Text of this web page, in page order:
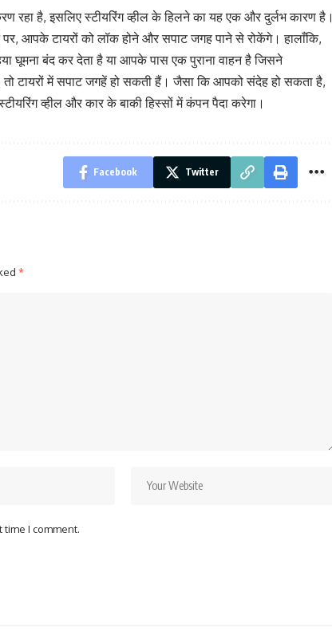
है, इसलिए स्टीयरिंग व्हील के हिलने का यह एक और दुर्लभ कारण है।
आपके टायरों को लॉक होने और सपाट जगह पाने से रोकेंगे। हालाँकि,
घूमना बंद कर देता है या आपके पास एक पुराना वाहन है जिसने
तो टायरों में सपाट जगहें हो सकती हैं। जैसा कि आपको संदेह हो सकता है,
व्हील और कार के बाकी हिस्सों में कंपन पैदा करेगा।
Facebook Twitter
*
time I comment.